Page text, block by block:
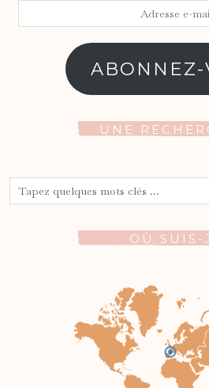
ABONNEZ-
UNE
OÙ SUIS-